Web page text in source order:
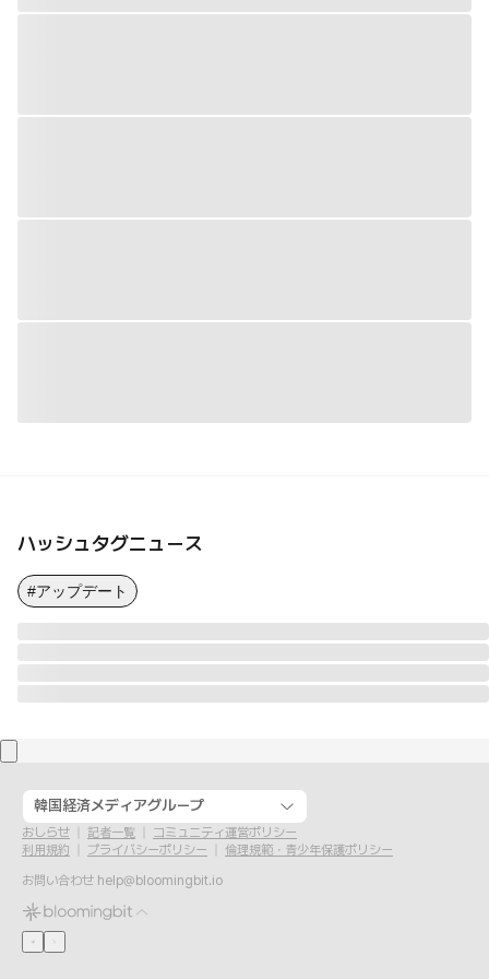
ハッシュタグニュース
#アップデート
韓国経済メディアグループ
おしらせ 記者一覧
コミュニティ運営ポリシー
利用規約
プライバシーポリシー
倫理規範・青少年保護ポリシー
お問い合わせ help@bloomingbit.io